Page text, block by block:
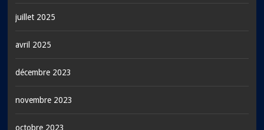
juillet 2025
avril 2025
décembre 2023
novembre 2023
octobre 2023